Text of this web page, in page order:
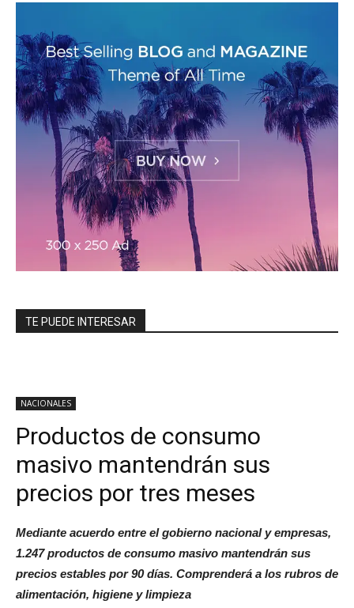
TE PUEDE INTERESAR